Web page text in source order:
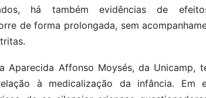
há também evidências de
de forma prolongada, sem
Aparecida Affonso Moysés, da Unicamp,
à medicalização da infância. Em